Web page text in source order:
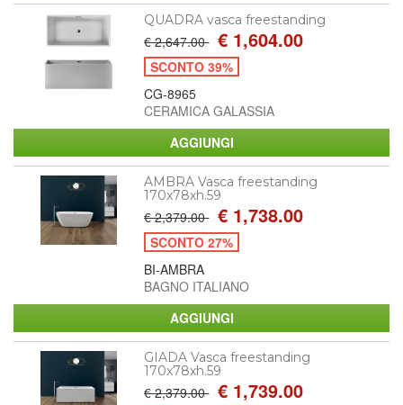
QUADRA vasca freestanding
€ 2,647.00 € 1,604.00
SCONTO 39%
CG-8965
CERAMICA GALASSIA
AMBRA Vasca freestanding
170x78xh.59
€ 2,379.00 € 1,738.00
SCONTO 27%
BI-AMBRA
BAGNO ITALIANO
GIADA Vasca freestanding
170x78xh.59
€ 2,379.00 € 1,739.00